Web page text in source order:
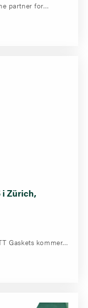
partner for…
i Zürich,
Gaskets kommer…